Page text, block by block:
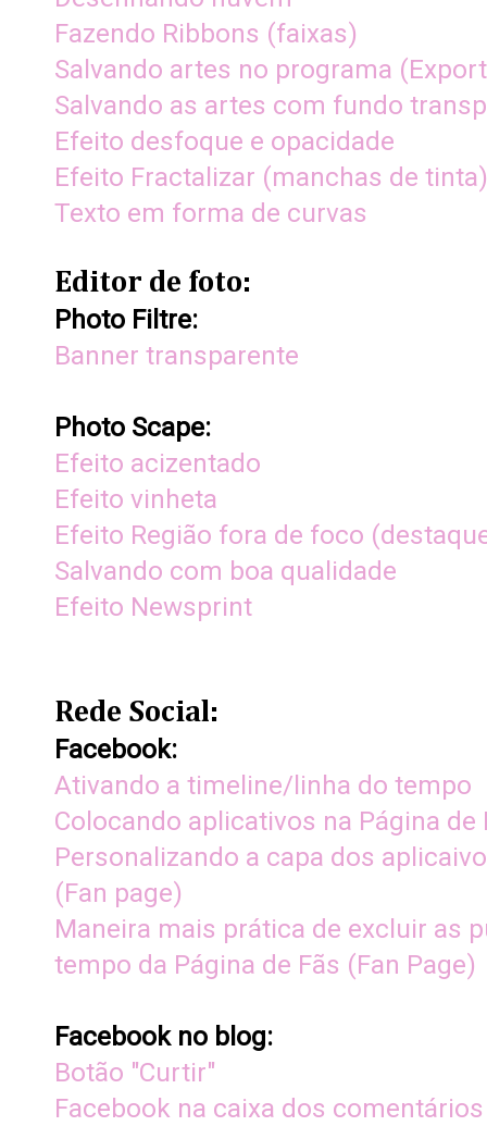
Fazendo Ribbons (faixas)
Salvando artes no programa
Salvando as artes com fundo
Efeito desfoque e opacidade
Efeito Fractalizar (manchas de tinta)
Texto em forma de curvas
Editor de foto:
Photo Filtre:
Banner transparente
Photo Scape:
Efeito acizentado
Efeito vinheta
Efeito Região fora de foco
Salvando com boa qualidade
Efeito Newsprint
Rede Social:
Facebook:
Ativando a timeline/linha do tempo
Colocando aplicativos na Página de
Personalizando a capa dos
(Fan page)
Maneira mais prática de excluir as
tempo da Página de Fãs (Fan Page)
Facebook no blog:
Botão "Curtir"
Facebook na caixa dos